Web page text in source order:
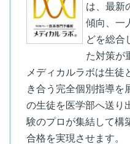
は、最新
傾向、一
どを総合
た対策が
メディカルラボは生徒
き合う完全個別指導を
の生徒を医学部へ送り
験のプロが集結して構
合格を実現させま